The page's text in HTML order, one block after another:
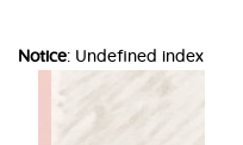
Notice: Undefined index: